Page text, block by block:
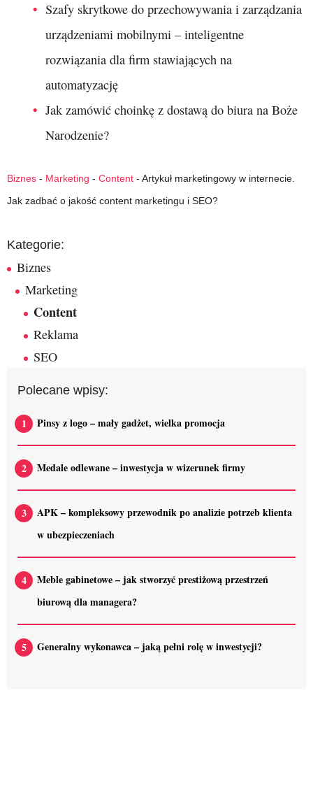
Szafy skrytkowe do przechowywania i zarządzania
urządzeniami mobilnymi – inteligentne
rozwiązania dla firm stawiających na
automatyzację
Jak zamówić choinkę z dostawą do biura na Boże
Narodzenie?
Biznes - Marketing - Content - Artykuł marketingowy w internecie.
Jak zadbać o jakość content marketingu i SEO?
Kategorie:
Biznes
Marketing
Content
Reklama
SEO
Polecane wpisy:
Pinsy z logo – mały gadżet, wielka promocja
Medale odlewane – inwestycja w wizerunek firmy
APK – kompleksowy przewodnik po analizie potrzeb klienta
w ubezpieczeniach
Meble gabinetowe – jak stworzyć prestiżową przestrzeń
biurową dla managera?
Generalny wykonawca – jaką pełni rolę w inwestycji?